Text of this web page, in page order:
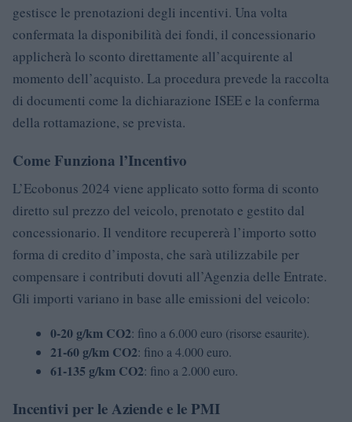
gestisce le prenotazioni degli incentivi. Una volta
confermata la disponibilità dei fondi, il concessionario
applicherà lo sconto direttamente all’acquirente al
momento dell’acquisto. La procedura prevede la raccolta
di documenti come la dichiarazione ISEE e la conferma
della rottamazione, se prevista.
Come Funziona l’Incentivo
L’Ecobonus 2024 viene applicato sotto forma di sconto
diretto sul prezzo del veicolo, prenotato e gestito dal
concessionario. Il venditore recupererà l’importo sotto
forma di credito d’imposta, che sarà utilizzabile per
compensare i contributi dovuti all’Agenzia delle Entrate.
Gli importi variano in base alle emissioni del veicolo:
0-20 g/km CO2: fino a 6.000 euro (risorse esaurite).
21-60 g/km CO2: fino a 4.000 euro.
61-135 g/km CO2: fino a 2.000 euro.
Incentivi per le Aziende e le PMI